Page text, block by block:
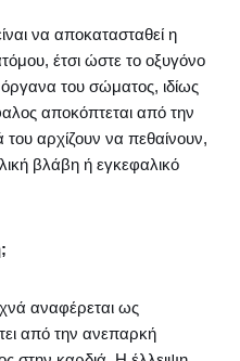
να αποκατασταθεί η
έτσι ώστε το οξυγόνο
του σώματος, ιδίως
αποκόπτεται από την
αρχίζουν να πεθαίνουν,
βλάβη ή εγκεφαλικό
αναφέρεται ως
από την ανεπαρκή